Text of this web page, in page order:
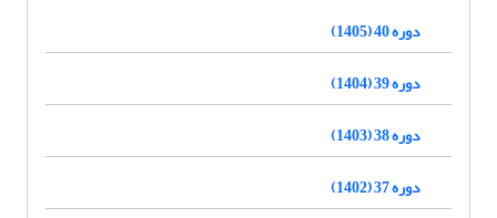
دوره 40 (1405)
دوره 39 (1404)
دوره 38 (1403)
دوره 37 (1402)